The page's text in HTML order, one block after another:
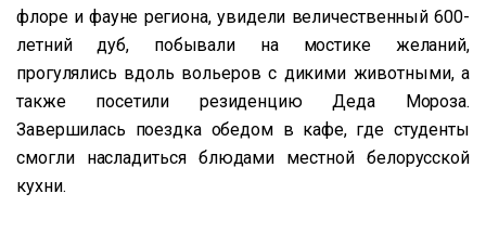
флоре и фауне региона, увидели величественный 600-
летний дуб, побывали на мостике желаний,
прогулялись вдоль вольеров с дикими животными, а
также посетили резиденцию Деда Мороза.
Завершилась поездка обедом в кафе, где студенты
смогли насладиться блюдами местной белорусской
кухни.